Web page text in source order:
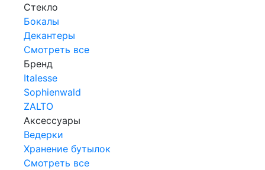
Стекло
Бокалы
Декантеры
Смотреть все
Бренд
Italesse
Sophienwald
ZALTO
Аксессуары
Ведерки
Хранение бутылок
Смотреть все